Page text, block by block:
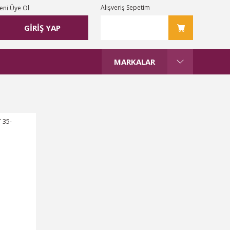
GİRİŞ YAP
Üye Ol Alışveriş Sepetim
MARKALAR